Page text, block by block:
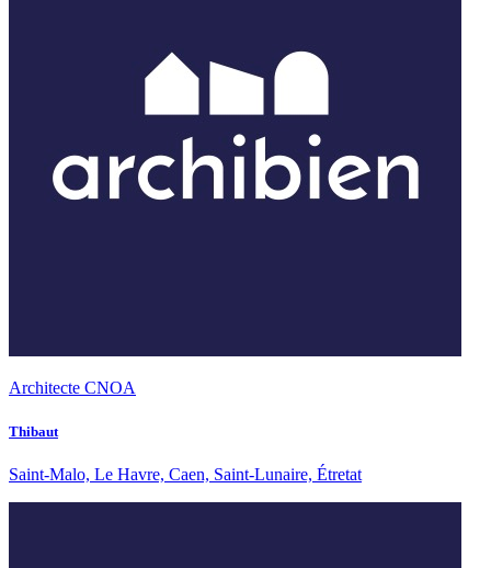
Architecte CNOA
Thibaut
Saint-Malo, Le Havre, Caen, Saint-Lunaire, Étretat